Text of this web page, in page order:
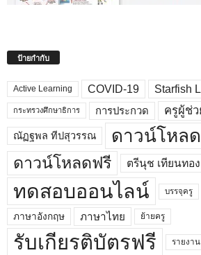
ป้ายกำกับ
Active Learning COVID-19 Starfish
กระทรวงศึกษาธิการ การประกวด ครูผู้ช่ว
ณัฏฐพล ทีปสุวรรณ ดาวน์โหลด
ดาวน์โหลดฟรี ตรีนุช เทียนทอง
ทดสอบออนไลน์ บรรจุครู
ภาษาอังกฤษ ภาษาไทย ย้ายครู
รับเกียรติบัตรฟรี รายงาน